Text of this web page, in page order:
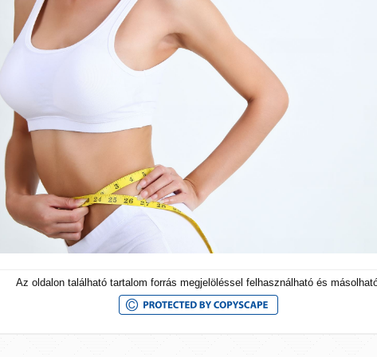
Az oldalon található tartalom forrás megjelöléssel felhasználható és